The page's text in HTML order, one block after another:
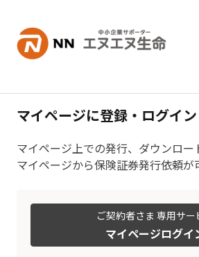
マイページに登録・ログイ
マイページ上での発行、ダウンロー
マイページから保険証券発行依頼が
ご契約者さま 専用サー
マイページログイ